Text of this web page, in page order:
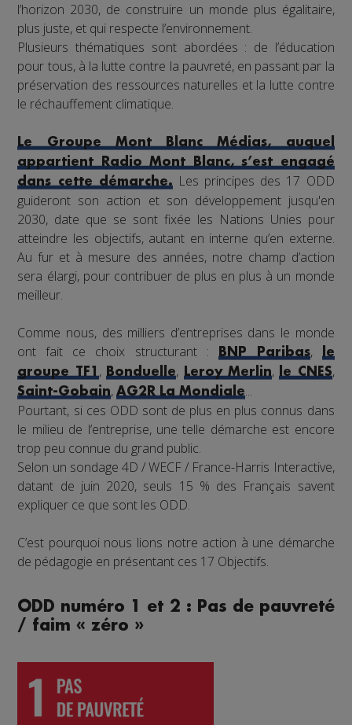
l’horizon 2030, de construire un monde plus égalitaire,
plus juste, et qui respecte l’environnement.
Plusieurs thématiques sont abordées : de l’éducation
pour tous, à la lutte contre la pauvreté, en passant par la
préservation des ressources naturelles et la lutte contre
le réchauffement climatique.
Le Groupe Mont Blanc Médias, auquel
appartient Radio Mont Blanc, s’est engagé
dans cette démarche.Les principes des 17 ODD
guideront son action et son développement jusqu'en
2030, date que se sont fixée les Nations Unies pour
atteindre les objectifs, autant en interne qu’en externe.
Au fur et à mesure des années, notre champ d’action
sera élargi, pour contribuer de plus en plus à un monde
meilleur.
Comme nous, des milliers d’entreprises dans le monde
ont fait ce choix structurant :
BNP Paribas,
le
groupe TF1,Bonduelle, Leroy Merlin,le CNES,
Saint-Gobain,AG2R La Mondiale...
Pourtant, si ces ODD sont de plus en plus connus dans
le milieu de l’entreprise, une telle démarche est encore
trop peu connue du grand public.
Selon un sondage 4D / WECF / France-Harris Interactive,
datant de juin 2020, seuls 15 % des Français savent
expliquer ce que sont les ODD.
C’est pourquoi nous lions notre action à une démarche
de pédagogie en présentant ces 17 Objectifs.
ODD numéro 1 et 2 : Pas de pauvreté
/ faim « zéro »